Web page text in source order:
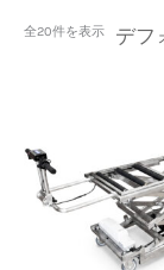
全20件を表示